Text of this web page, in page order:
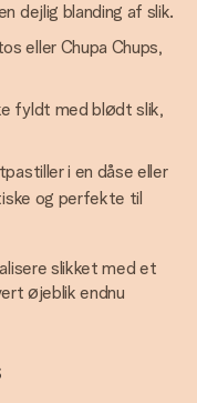
dejlig blanding af slik.
eller Chupa Chups,
fyldt med blødt slik,
i en dåse eller
og perfekte til
slikket med et
øjeblik endnu